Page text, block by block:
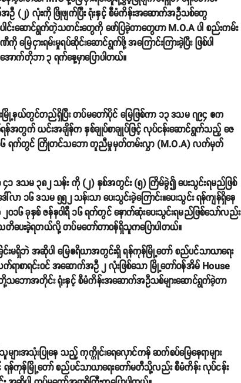
(၂) လုံးကို ဖြိုဖျက်ပြီး ရုံးနှင့် စီမံကိန်းအဆောက်အဦသစ်တွေ
ါင်းဆောင်ရွက်တဲ့သတင်းတွေကို ဖော်ပြခဲ့တာတွေဟာ M.O.A ပါ စည်းကမ်း
ေငှားရမ်းမှုရပ်ဆိုင်းဆောင်ရွက်ဖို့ အကြောင်းကြားခဲ့ပြီး ဖြစ်ပါ
က်တိုဘာ ၃ ရက်နေ့မှာပြောပါတယ်။
ြို့နယ်တွင်တည်ရှိပြီး တပ်မတော်ပိုင် မြေဖြစ်ကာ ၁၃ ဒသမ ၇၉၄ ဧက
က်ရန်အတွက် ယင်းအချိန်က နှစ်ချုပ်စာချုပ်ဖြင့် လုပ်ငန်းဆောင်ရွက်သည့် ဇေ
ရီလ ၁၆ ရက်တွင် ကြိုတင်သဘော တူညီမှုမှတ်တမ်းလွှာ (M.O.A) လက်မှတ်
၁ ဒသမ ၃၈၂ သန်း ကို (၂) နှစ်အတွင်း (၅) ကြိမ်ခွဲ၍ ပေးသွင်းရမည်ဖြစ်
ဒသမ ၅၅၂ သန်းသာ ပေးသွင်းခဲ့ကြောင်း။ပေးသွင်း ရန်ကျန်ရှိနေ
၆ ခုနှစ် ဇန်နဝါရီ ၁၆ ရက်တွင် နောက်ဆုံးပေးသွင်းရမည်ဖြစ်သော်လည်း
တိပေးခဲ့ရတယ်လို့ တပ်မတော်တာဝန်ရှိသူကပြောပါတယ်။
င်းမရှိဘဲ အဆိုပါ မြေဧရိယာအတွင်းရှိ ရန်ကုန်မြို့တော် စည်ပင်သာယာရေး
ာစာရင်းဝင် အဆောက်အဦ ၂ လုံးဖြစ်သော မြို့တော်ဝန်အိမ် House
သဘောအတိုင်း ရုံးနှင့် စီမံကိန်းအဆောက်အဦသစ်များဆောင်ရွက်ခဲ့တာ
သူများအသုံးပြုနေ သည့် ကုက္ကိုင်းရေလှောင်ကန် ဆက်စပ်မြေနေရာများ
င့် ရန်ကုန်မြို့တော် စည်ပင်သာယာရေးကော်မတီသို့လည်း စီမံကိန်း လုပ်ငန်း